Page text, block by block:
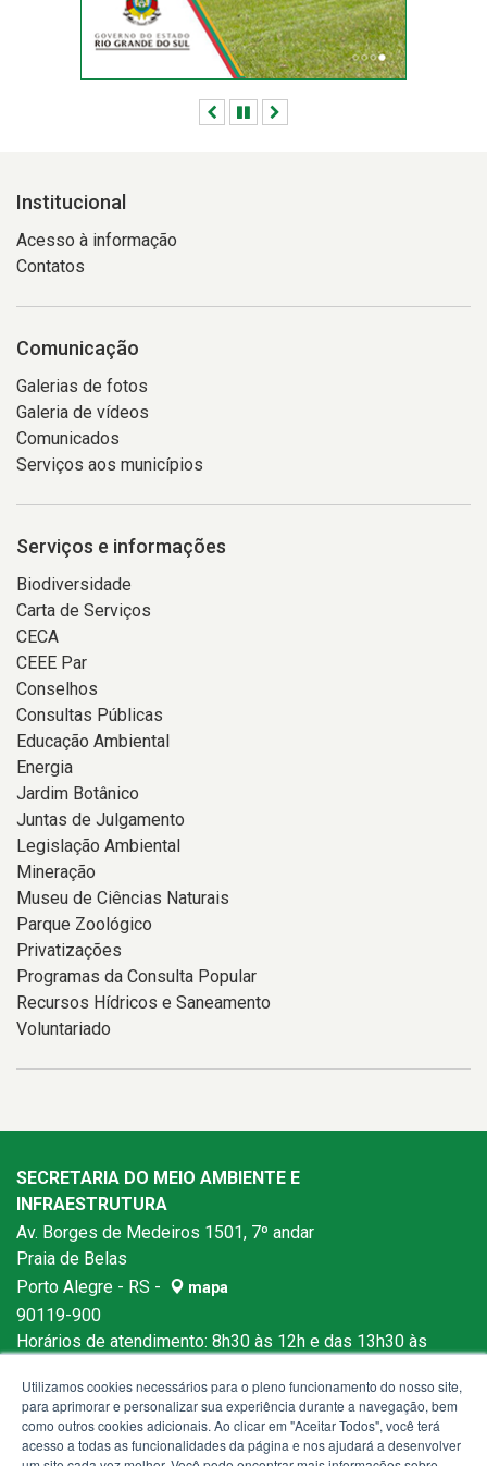
AnteriorPausar
Institucional
Acesso à informação
Contatos
Comunicação
Galerias de fotos
Galeria de vídeos
Comunicados
Serviços aos municípios
Serviços e informações
Biodiversidade
Carta de Serviços
CECA
CEEE Par
Conselhos
Consultas Públicas
Educação Ambiental
Energia
Jardim Botânico
Juntas de Julgamento
Legislação Ambiental
Mineração
Museu de Ciências Naturais
Parque Zoológico
Privatizações
Programas da Consulta Popular
Recursos Hídricos e Saneamento
Voluntariado
SECRETARIA DO MEIO AMBIENTE E
INFRAESTRUTURA
Av. Borges de Medeiros 1501, 7º andar
Praia de Belas
Porto Alegre - RS -
mapa
90119-900
Horários de atendimento: 8h30 às 12h e das 13h30 às
Utilizamos cookies necessários para o pleno funcionamento do nosso site,
para aprimorar e personalizar sua experiência durante a navegação, bem
como outros cookies adicionais. Ao clicar em "Aceitar Todos", você terá
acesso a todas as funcionalidades da página e nos ajudará a desenvolver